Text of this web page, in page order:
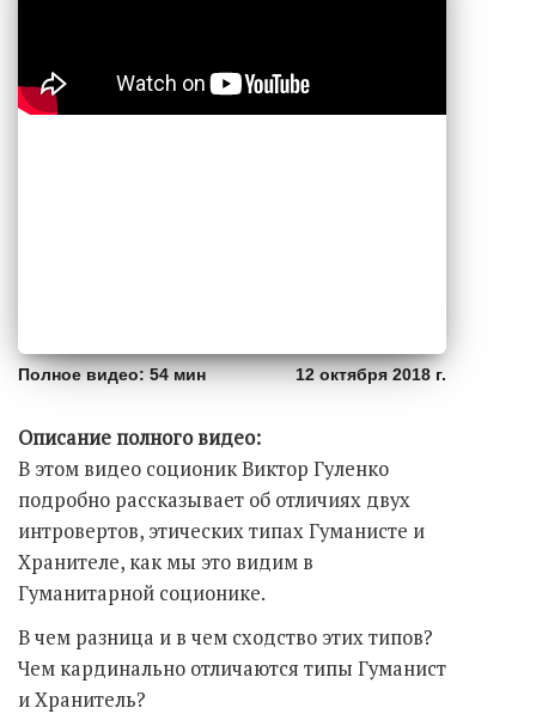
Полное видео: 54 мин 12 октября 2018 г.
Описание полного видео:
В этом видео соционик Виктор Гуленко
подробно рассказывает об отличиях двух
интровертов, этических типах Гуманисте и
Хранителе, как мы это видим в
Гуманитарной соционике.
В чем разница и в чем сходство этих типов?
Чем кардинально отличаются типы Гуманист
и Хранитель?